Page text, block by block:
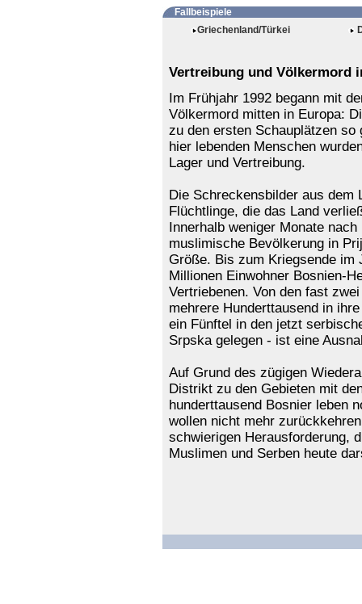
Fallbeispiele
Griechenland/Türkei
Vertreibung und Völkermord
Im Frühjahr 1992 begann mit
Völkermord mitten in Europa:
zu den ersten Schauplätzen so
hier lebenden Menschen
Lager und Vertreibung.
Die Schreckensbilder aus dem
Flüchtlinge, die das Land
Innerhalb weniger Monate
muslimische Bevölkerung in
Größe. Bis zum Kriegsende im
Millionen Einwohner Bosnien-
Vertriebenen. Von den fast
mehrere Hunderttausend in
ein Fünftel in den jetzt
Srpska gelegen - ist eine
Auf Grund des zügigen
Distrikt zu den Gebieten mit
hunderttausend Bosnier leben
wollen nicht mehr
schwierigen Herausforderung,
Muslimen und Serben heute